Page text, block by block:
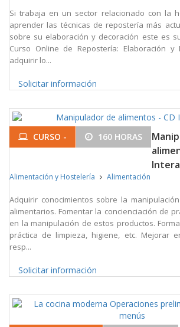
Si trabaja en un sector relacionado con la
aprender las técnicas de repostería más
sobre su elaboración y decoración este es
Curso Online de Repostería: Elaboración y
adquirir lo...
Solicitar información
CURSO - 160 HORAS
Alimentación y Hostelería Alimentación
Adquirir conocimientos sobre la
alimentarios. Fomentar la concienciación de
en la manipulación de estos productos.
práctica de limpieza, higiene, etc. Mejorar
resp...
Solicitar información